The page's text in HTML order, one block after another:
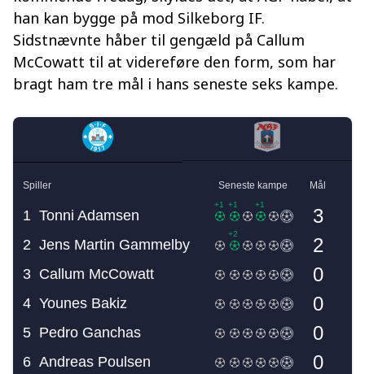
han kan bygge på mod Silkeborg IF.
Sidstnævnte håber til gengæld på Callum
McCowatt til at videreføre den form, som har
bragt ham tre mål i hans seneste seks kampe.